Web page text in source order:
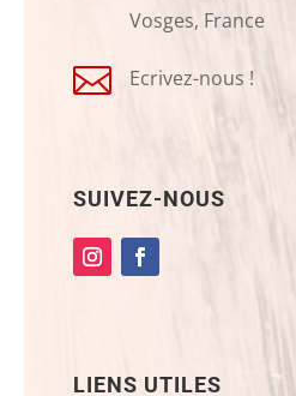
Vosges, France
 Ecrivez-nous !
SUIVEZ-NOUS
LIENS UTILES